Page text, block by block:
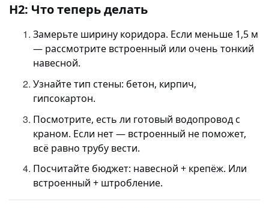
H2: Что теперь делать
Замерьте ширину коридора. Если меньше 1,5 м
— рассмотрите встроенный или очень тонкий
навесной.
Узнайте тип стены: бетон, кирпич,
гипсокартон.
Посмотрите, есть ли готовый водопровод с
краном. Если нет — встроенный не поможет,
всё равно трубу вести.
Посчитайте бюджет: навесной + крепёж. Или
встроенный + штробление.